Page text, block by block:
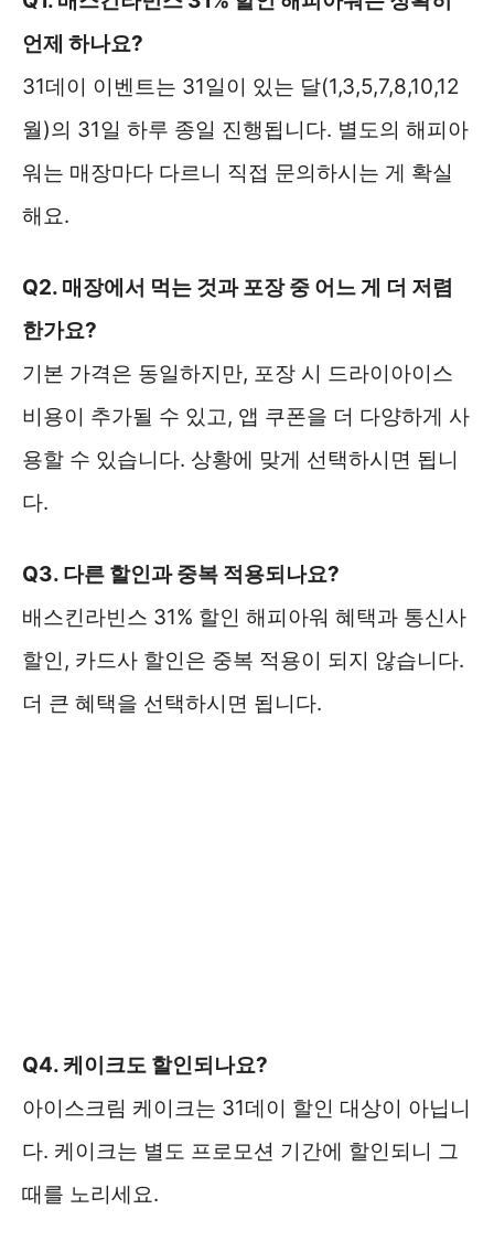
언제 하나요?
31데이 이벤트는 31일이 있는 달(1,3,5,7,8,10,12
월)의 31일 하루 종일 진행됩니다. 별도의 해피아
워는 매장마다 다르니 직접 문의하시는 게 확실
해요.
Q2. 매장에서 먹는 것과 포장 중 어느 게 더 저렴
한가요?
기본 가격은 동일하지만, 포장 시 드라이아이스
비용이 추가될 수 있고, 앱 쿠폰을 더 다양하게 사
용할 수 있습니다. 상황에 맞게 선택하시면 됩니
다.
Q3. 다른 할인과 중복 적용되나요?
배스킨라빈스 31% 할인 해피아워 혜택과 통신사
할인, 카드사 할인은 중복 적용이 되지 않습니다.
더 큰 혜택을 선택하시면 됩니다.
Q4. 케이크도 할인되나요?
아이스크림 케이크는 31데이 할인 대상이 아닙니
다. 케이크는 별도 프로모션 기간에 할인되니 그
때를 노리세요.